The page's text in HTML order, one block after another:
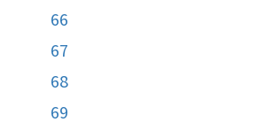
66
67
68
69